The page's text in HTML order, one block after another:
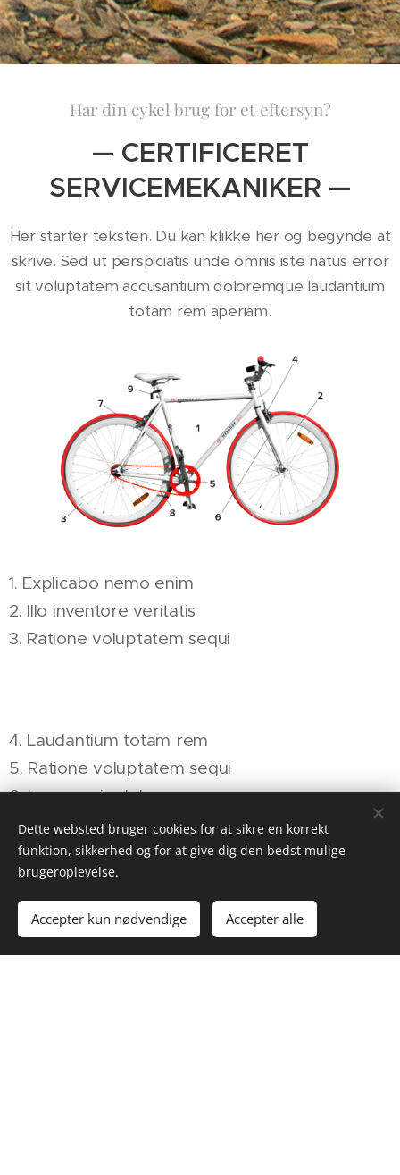
Har din cykel brug for et eftersyn?
— CERTIFICERET
SERVICEMEKANIKER —
Her starter teksten. Du kan klikke her og begynde at
skrive. Sed ut perspiciatis unde omnis iste natus error
sit voluptatem accusantium doloremque laudantium
totam rem aperiam.
1. Explicabo nemo enim
2. Illo inventore veritatis
3. Ratione voluptatem sequi
4. Laudantium totam rem
5. Ratione voluptatem sequi
6. Ipsum quia dolor
7. Magnam aliquam quaerat
8. Adipisci velit sed
9. Non numquam eius
Dette websted bruger cookies for at sikre en korrekt
funktion, sikkerhed og for at give dig den bedst mulige
brugeroplevelse.
Accepter kun nødvendige Accepter alle